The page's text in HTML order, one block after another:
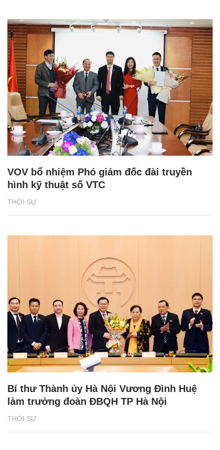
THỜI SỰ
VOV bổ nhiệm Phó giám đốc đài truyền
hình kỹ thuật số VTC
THỜI SỰ
Bí thư Thành ủy Hà Nội Vương Đình Huệ
làm trưởng đoàn ĐBQH TP Hà Nội